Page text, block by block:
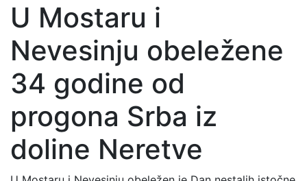
U Mostaru i
Nevesinju obeležene
34 godine od
progona Srba iz
doline Neretve